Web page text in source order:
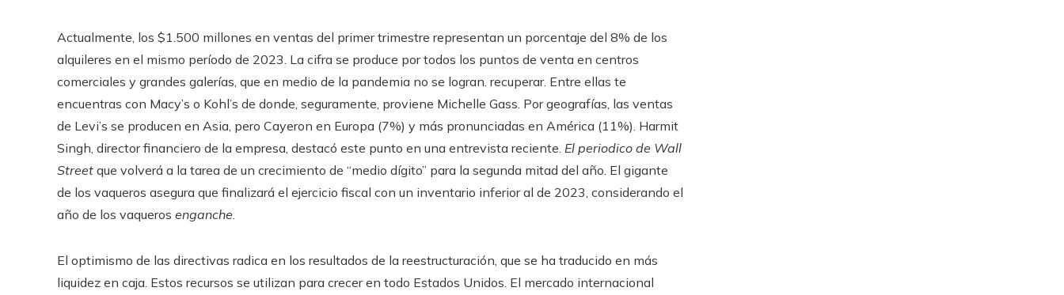
Actualmente, los $1.500 millones en ventas del primer trimestre representan un porcentaje del 8% de los
alquileres en el mismo período de 2023. La cifra se produce por todos los puntos de venta en centros
comerciales y grandes galerías, que en medio de la pandemia no se logran. recuperar. Entre ellas te
encuentras con Macy’s o Kohl’s de donde, seguramente, proviene Michelle Gass. Por geografías, las ventas
de Levi’s se producen en Asia, pero Cayeron en Europa (7%) y más pronunciadas en América (11%). Harmit
Singh, director financiero de la empresa, destacó este punto en una entrevista reciente. El periodico de Wall
Street que volverá a la tarea de un crecimiento de “medio dígito” para la segunda mitad del año. El gigante
de los vaqueros asegura que finalizará el ejercicio fiscal con un inventario inferior al de 2023, considerando el
año de los vaqueros enganche
El optimismo de las directivas radica en los resultados de la reestructuración, que se ha traducido en más
liquidez en caja. Estos recursos se utilizan para crecer en todo Estados Unidos. El mercado internacional